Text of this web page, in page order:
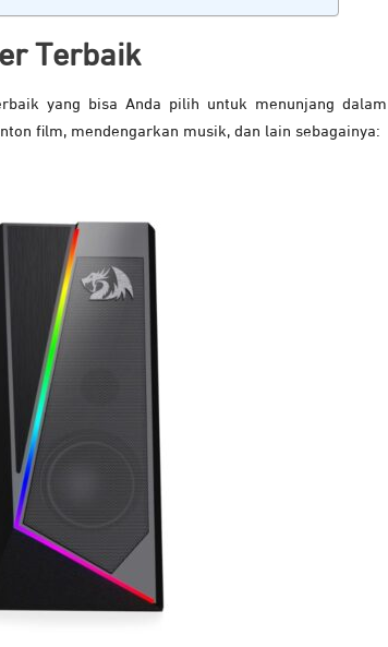
Terbaik
yang bisa Anda pilih untuk menunjang dalam
film, mendengarkan musik, dan lain sebagainya: